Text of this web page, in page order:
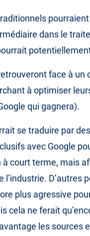
dans le
face à un
à optimiser
qui gagnera).
se traduire par
avec Google
court terme, mais
l’industrie.
plus agressive
cela ne ferait
les sources